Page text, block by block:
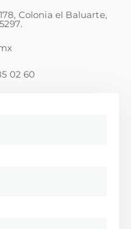
Colonia el Baluarte,
02 60